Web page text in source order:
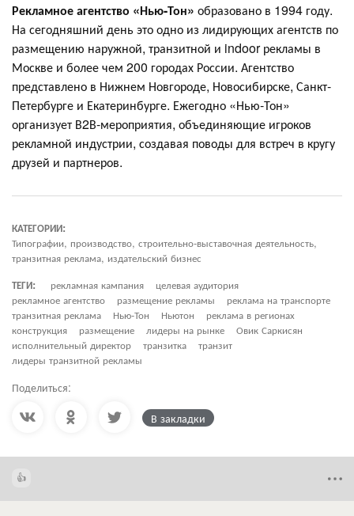
Рекламное агентство «Нью-Тон» образовано в 1994 году.
На сегодняшний день это одно из лидирующих агентств по
размещению наружной, транзитной и indoor рекламы в
Москве и более чем 200 городах России. Агентство
представлено в Нижнем Новгороде, Новосибирске, Санкт-
Петербурге и Екатеринбурге. Ежегодно «Нью-Тон»
организует В2В-мероприятия, объединяющие игроков
рекламной индустрии, создавая поводы для встреч в кругу
друзей и партнеров.
КАТЕГОРИИ:
Типографии, производство, строительно-выставочная деятельность,
транзитная реклама, издательский бизнес
ТЕГИ:
рекламная кампания
целевая аудитория
рекламное агентство
размещение рекламы
реклама на транспорте
транзитная реклама
Нью-Тон Ньютон
реклама в регионах
конструкция
размещение лидеры на рынке
Овик Саркисян
исполнительный директор
транзитка
транзит
лидеры транзитной рекламы
Поделиться:
В закладки